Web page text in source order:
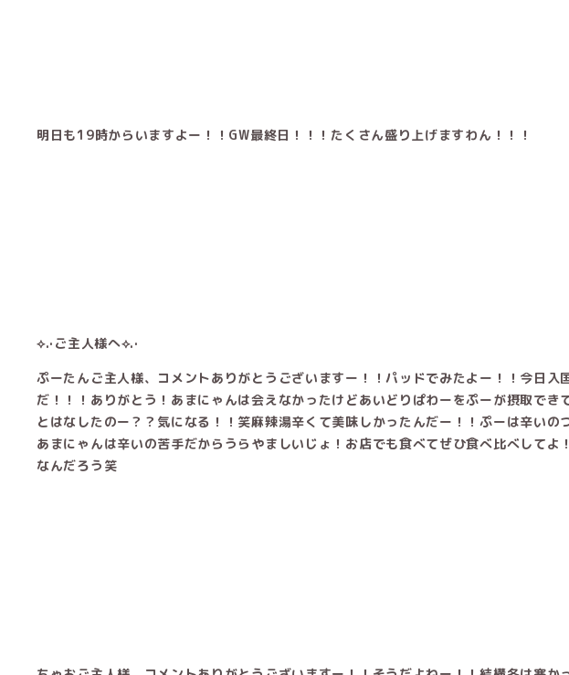
明日も19時からいますよー！！GW最終日！！！たくさん盛り上げますわん！！！
⟡.·ご主人様へ⟡.·
ぷーたんご主人様、コメントありがとうございますー！！パッドでみたよー！！今日入
だ！！！ありがとう！あまにゃんは会えなかったけどあいどりぱわーをぷーが摂取でき
とはなしたのー？？気になる！！笑麻辣湯辛くて美味しかったんだー！！ぷーは辛いの
あまにゃんは辛いの苦手だからうらやましいじょ！お店でも食べてぜひ食べ比べしてよ
なんだろう笑